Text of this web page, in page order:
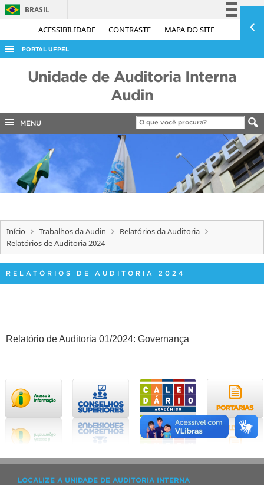
ACESSIBILIDADE CONTRASTE MAPA DO SITE
BRASIL
Simplifique!
Acesso à informação
Canais
PORTAL UFPEL
EDITAIS
INTERNACIONAL
OUVIDORIA
TELEFONES
Unidade de Auditoria Interna
Audin
MENU
Início Trabalhos da Audin
Relatórios da Auditoria
Relatórios de Auditoria 2024
RELATÓRIOS DE AUDITORIA 2024
Relatório de Auditoria 01/2024: Governança
LOCALIZE A UNIDADE DE AUDITORIA INTERNA